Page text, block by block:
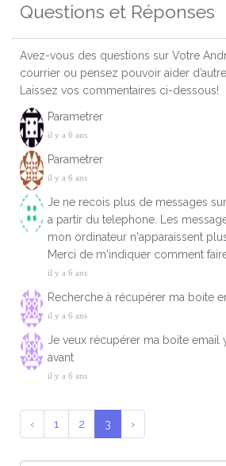
Questions et Réponses
Avez-vous des questions sur Votre
courrier ou pensez pouvoir aider
Laissez vos commentaires ci-dessous!
Parametrer
il y a 6 ans
Parametrer
il y a 6 ans
Je ne recois plus de messages
a partir du telephone. Les
mon ordinateur n'apparaissent
Merci de m'indiquer comment
il y a 6 ans
Recherche à récupérer ma boite
il y a 6 ans
Je veux récupérer ma boite email
avant
il y a 6 ans
‹ 1 2 3 ›